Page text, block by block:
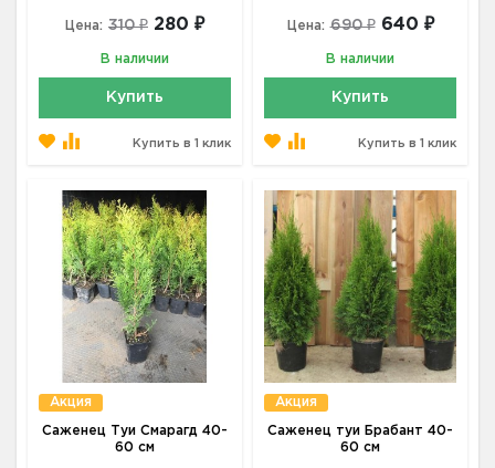
Цена: 310 ₽ 280 ₽
В наличии
Купить
Купить в 1 клик
Цена: 690 ₽ 640 ₽
В наличии
Купить
Купить в 1 клик
Акция
Саженец Туи Смарагд 40-
60 см
Акция
Саженец туи Брабант 40-
60 см